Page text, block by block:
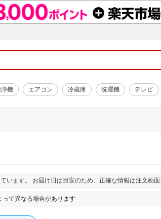
浄機 エアコン 冷蔵庫 洗濯機 テレビ
います。 お届け日は目安のため、正確な情報は注文画面
て異なる場合があります